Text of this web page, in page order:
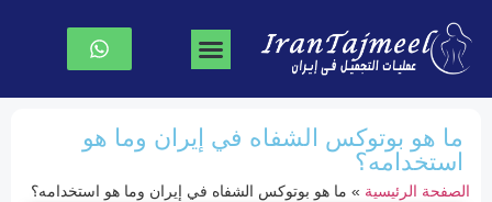
ما هو بوتوكس الشفاه في إيران وما هو
استخدامه؟
الصفحة الرئیسیة» ما هو بوتوكس الشفاه في إيران وما هو استخدامه؟